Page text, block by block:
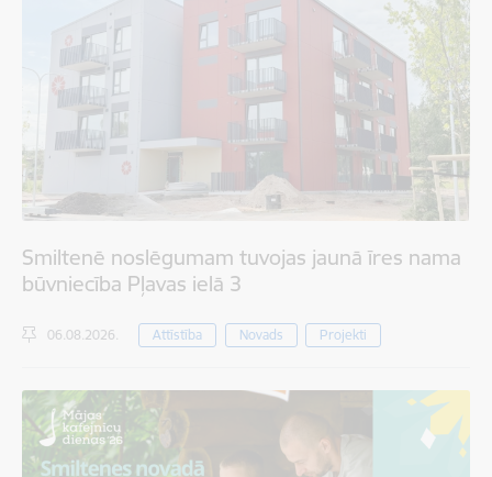
Smiltenē noslēgumam tuvojas jaunā īres nama
būvniecība Pļavas ielā 3
06.08.2026. Attīstība Novads Projekti